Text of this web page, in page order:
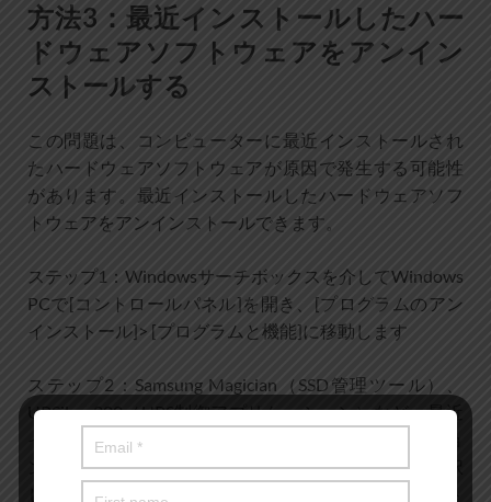
方法3：最近インストールしたハー
ドウェアソフトウェアをアンイン
ストールする
この問題は、コンピューターに最近インストールされ
たハードウェアソフトウェアが原因で発生する可能性
があります。最近インストールしたハードウェアソフ
トウェアをアンインストールできます。
ステップ1：Windowsサーチボックスを介してWindows
PCで[コントロールパネル]を開き、[プログラムのアン
インストール]> [プログラムと機能]に移動します
ステップ2：Samsung Magician（SSD管理ツール）、
UPSilon 200（UPS制御アプリケーション）など、最近
インストールしたハードウェア関連のアプリケーショ
ンを見つけて右クリックし、[アンインストール]を選択
して、画面の指示に従って終了します。アンインスト